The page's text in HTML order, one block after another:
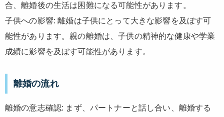
合、離婚後の生活は困難になる可能性があります。
子供への影響: 離婚は子供にとって大きな影響を及ぼす可
能性があります。親の離婚は、子供の精神的な健康や学業
成績に影響を及ぼす可能性があります。
離婚の流れ
離婚の意志確認: まず、パートナーと話し合い、離婚する